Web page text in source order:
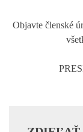
Objavte členské